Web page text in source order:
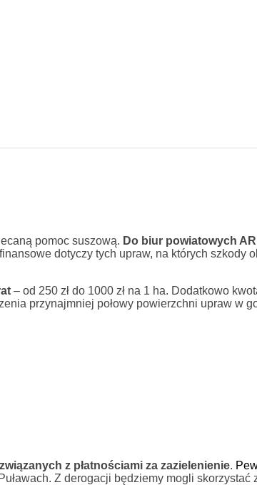
pomoc suszową. Do biur powiatowych
dotyczy tych upraw, na których szkody
– od 250 zł do 1000 zł na 1 ha. Dodatkowo
przynajmniej połowy powierzchni upraw w
z płatnościami za zazielenienie.
Z derogacji będziemy mogli skorzystać